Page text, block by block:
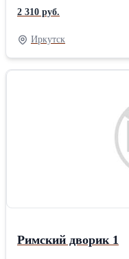
«ТехДизайн» ( Иркутск
цвет: Зеленый
Размер: Евро1 2 нав.
Стандартная Плотность
Стандарт (бесшовная)
2 310 руб.
Иркутск
Римский дворик 1